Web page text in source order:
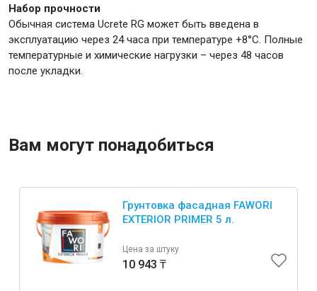
Набор прочности
Обычная система Ucrete RG может быть введена в
эксплуатацию через 24 часа при температуре +8°С. Полные
температурные и химические нагрузки – через 48 часов
после укладки.
Вам могут понадобиться
Грунтовка фасадная FAWORI
EXTERIOR PRIMER 5 л.
Цена за штуку
10 943 ₸